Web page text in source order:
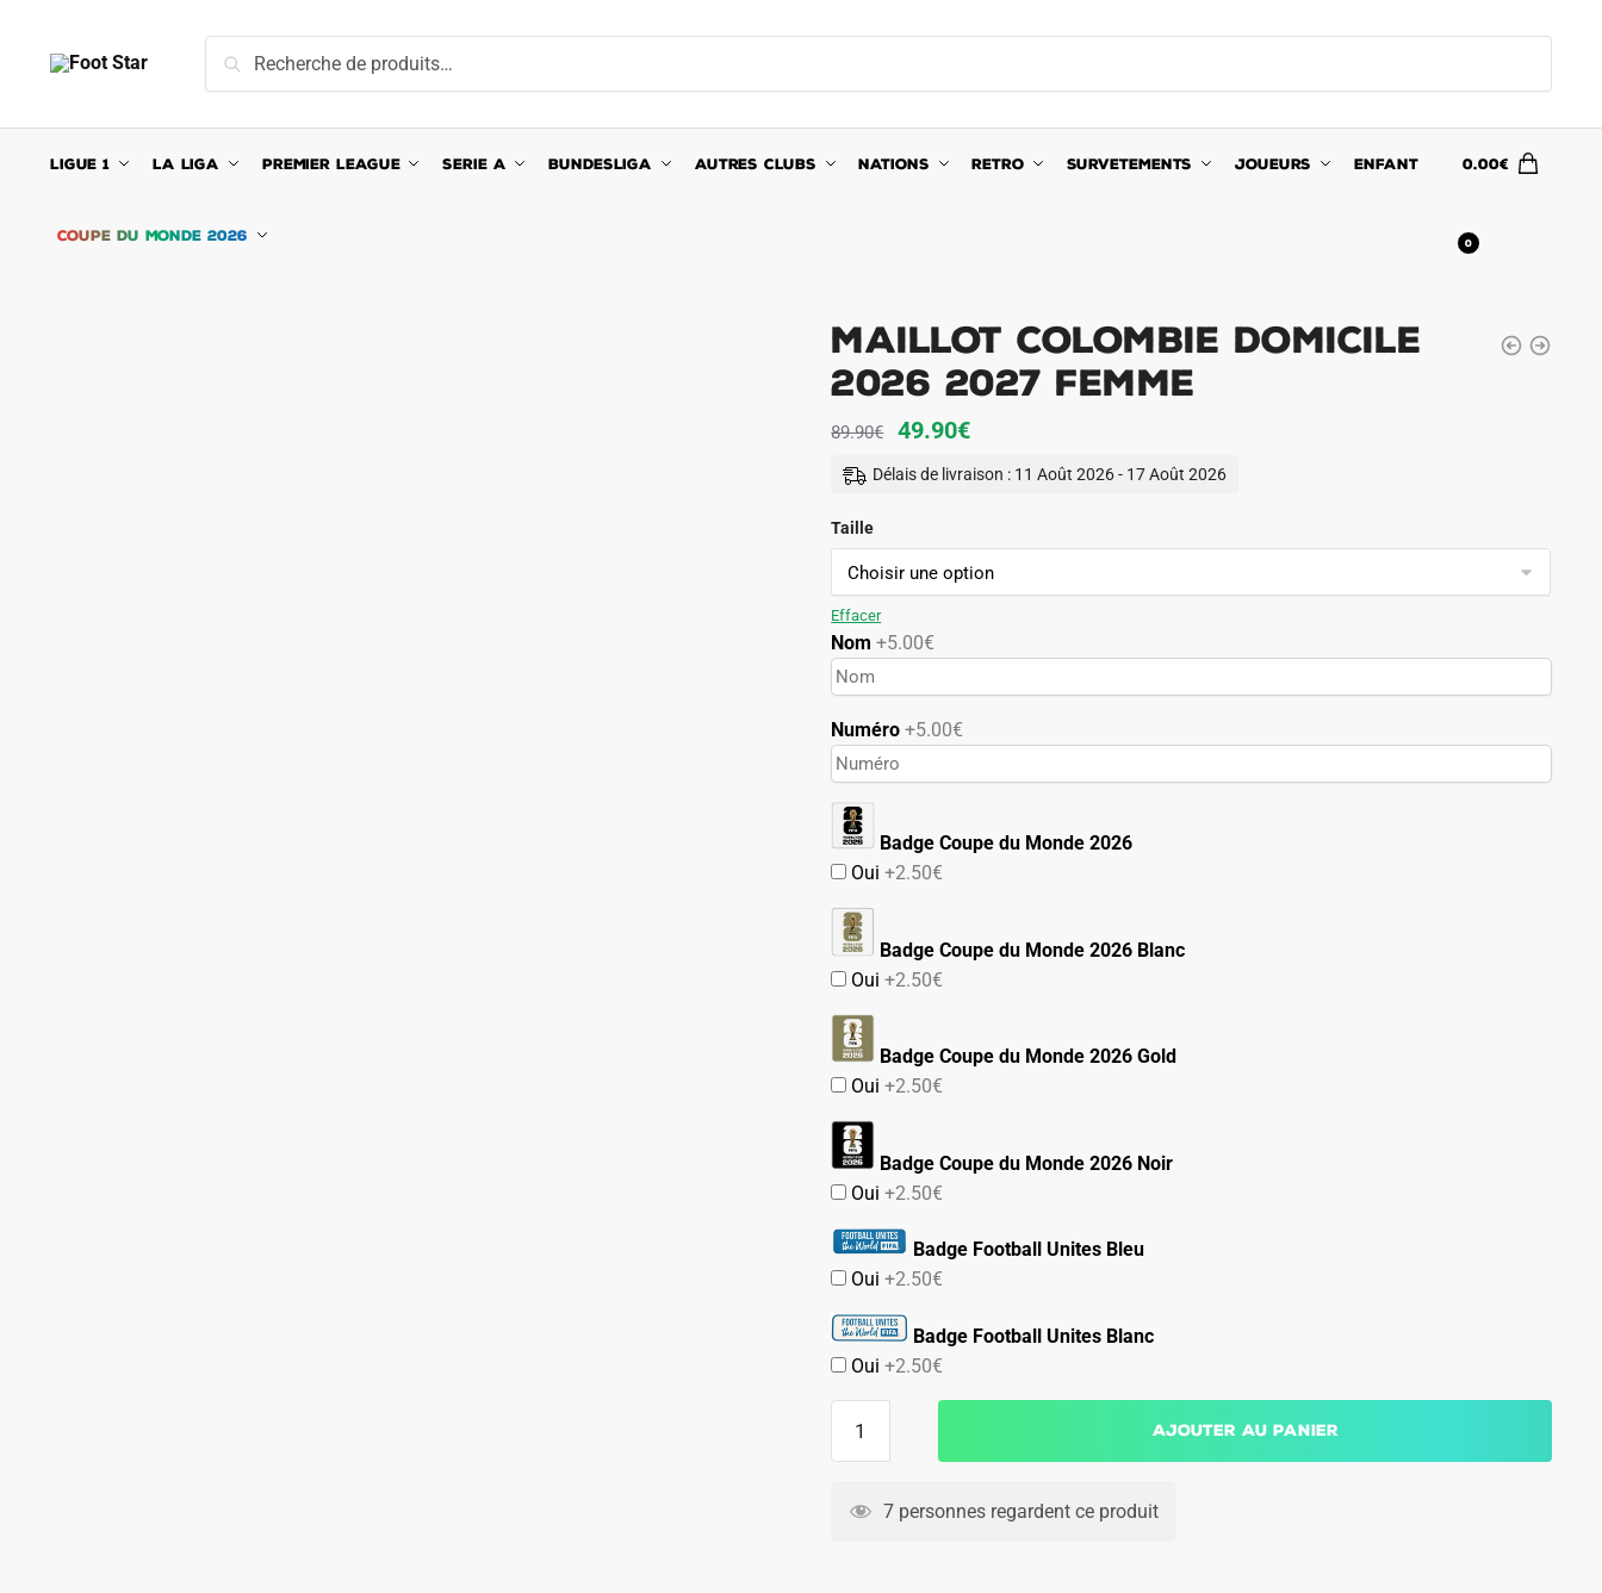
navigation
content
pour :
Recherche
LIGUE 1 LA LIGA PREMIER LEAGUE SERIE A BUNDESLIGA AUTRES CLUBS NATIONS RETRO SURVETEMENTS JOUEURS ENFANT
COUPE DU MONDE 2026
0.00€
0
Maillot Colombie Domicile
2026 2027 Femme
89.90€
Le
prix
89.90€.
49.90€Le
prix
49.90€.
Délais de livraison : 11 Août 2026 - 17 Août 2026
Taille
Effacer
Nom +5.00€
Numéro+5.00€
Badge Coupe du Monde 2026
Oui+2.50€
Badge Coupe du Monde 2026 Blanc
Oui+2.50€
Badge Coupe du Monde 2026 Gold
Oui+2.50€
Badge Coupe du Monde 2026 Noir
Oui+2.50€
Badge Football Unites Bleu
Oui+2.50€
Badge Football Unites Blanc
Oui+2.50€
Colombie
Ajouter au panier
7 personnes regardent ce produit